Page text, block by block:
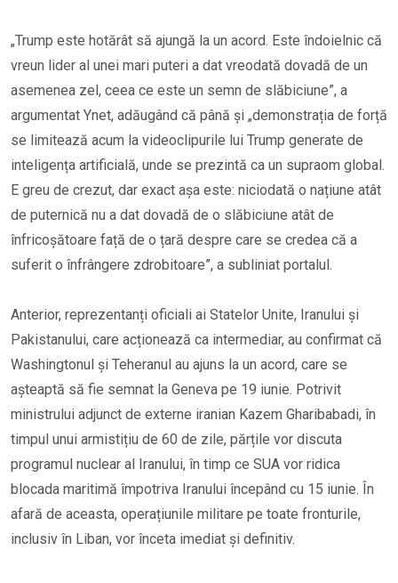
„Trump este hotărât să ajungă la un acord. Este îndoielnic că
vreun lider al unei mari puteri a dat vreodată dovadă de un
asemenea zel, ceea ce este un semn de slăbiciune”, a
argumentat Ynet, adăugând că până și „demonstrația de forță
se limitează acum la videoclipurile lui Trump generate de
inteligența artificială, unde se prezintă ca un supraom global.
E greu de crezut, dar exact așa este: niciodată o națiune atât
de puternică nu a dat dovadă de o slăbiciune atât de
înfricoșătoare față de o țară despre care se credea că a
suferit o înfrângere zdrobitoare”, a subliniat portalul.
Anterior, reprezentanți oficiali ai Statelor Unite, Iranului și
Pakistanului, care acționează ca intermediar, au confirmat că
Washingtonul și Teheranul au ajuns la un acord, care se
așteaptă să fie semnat la Geneva pe 19 iunie. Potrivit
ministrului adjunct de externe iranian Kazem Gharibabadi, în
timpul unui armistițiu de 60 de zile, părțile vor discuta
programul nuclear al Iranului, în timp ce SUA vor ridica
blocada maritimă împotriva Iranului începând cu 15 iunie. În
afară de aceasta, operațiunile militare pe toate fronturile,
inclusiv în Liban, vor înceta imediat și definitiv.